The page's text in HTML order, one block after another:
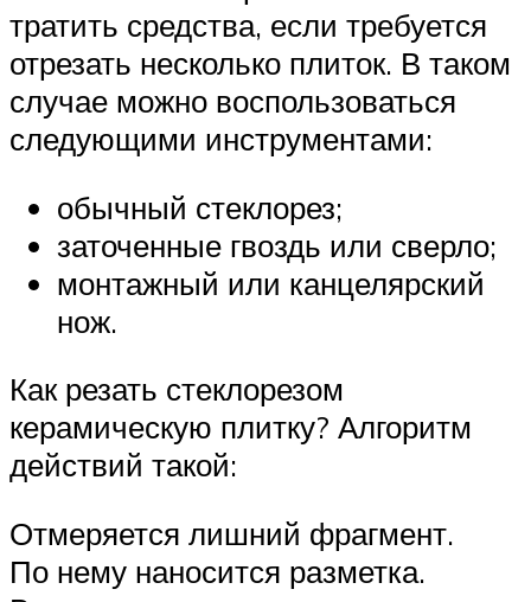
тратить средства, если требуется
отрезать несколько плиток. В таком
случае можно воспользоваться
следующими инструментами:
обычный стеклорез;
заточенные гвоздь или сверло;
монтажный или канцелярский
нож.
Как резать стеклорезом
керамическую плитку? Алгоритм
действий такой:
Отмеряется лишний фрагмент.
По нему наносится разметка.